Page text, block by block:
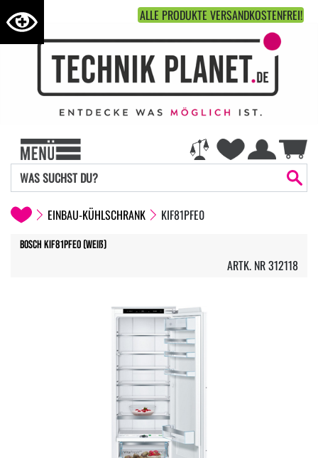
ALLE PRODUKTE VERSANDKOSTENFREI!
EINBAU-KÜHLSCHRANK KIF81PFE0
Bosch KIF81PFE0 (weiß)
ARTK. NR 312118